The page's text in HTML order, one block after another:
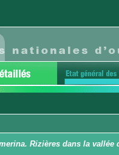
Rizières dans la vallée